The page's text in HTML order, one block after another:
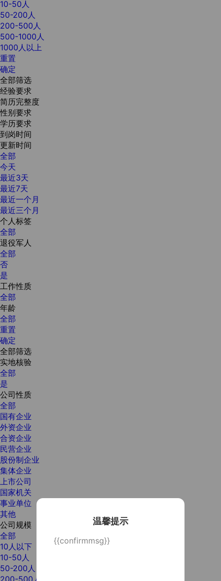
温馨提示
{{confirmmsg}}
10-50人
50-200人
200-500人
500-1000人
1000人以上
重置
确定
全部筛选
经验要求
简历完整度
性别要求
学历要求
到岗时间
更新时间
全部
今天
最近3天
最近7天
最近一个月
最近三个月
个人标签
全部
退役军人
全部
否
是
工作性质
全部
年龄
全部
重置
确定
全部筛选
实地核验
全部
是
公司性质
全部
国有企业
外资企业
合资企业
民营企业
股份制企业
集体企业
上市公司
国家机关
事业单位
其他
公司规模
全部
10人以下
10-50人
50-200人
200-500人